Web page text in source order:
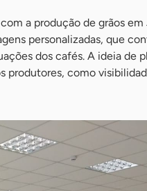
a produção de grãos
personalizadas, que
dos cafés. A ideia de
produtores, como